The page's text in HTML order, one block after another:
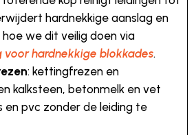
hardnekkige aanslag en
we dit veilig doen via
voor hardnekkige blokkades.
: kettingfrezen en
kalksteen, betonmelk en vet
en pvc zonder de leiding te